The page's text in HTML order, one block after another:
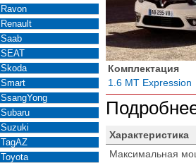
Ravon
Renault
Saab
SEAT
Skoda
Smart
SsangYong
Subaru
Suzuki
TagAZ
Toyota
Комплектация
1.6 MT Expression
Характеристика
Максимальная